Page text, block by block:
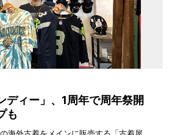
ディー」、1周年で周年祭開
も
海外古着をメインに販売する「古着屋